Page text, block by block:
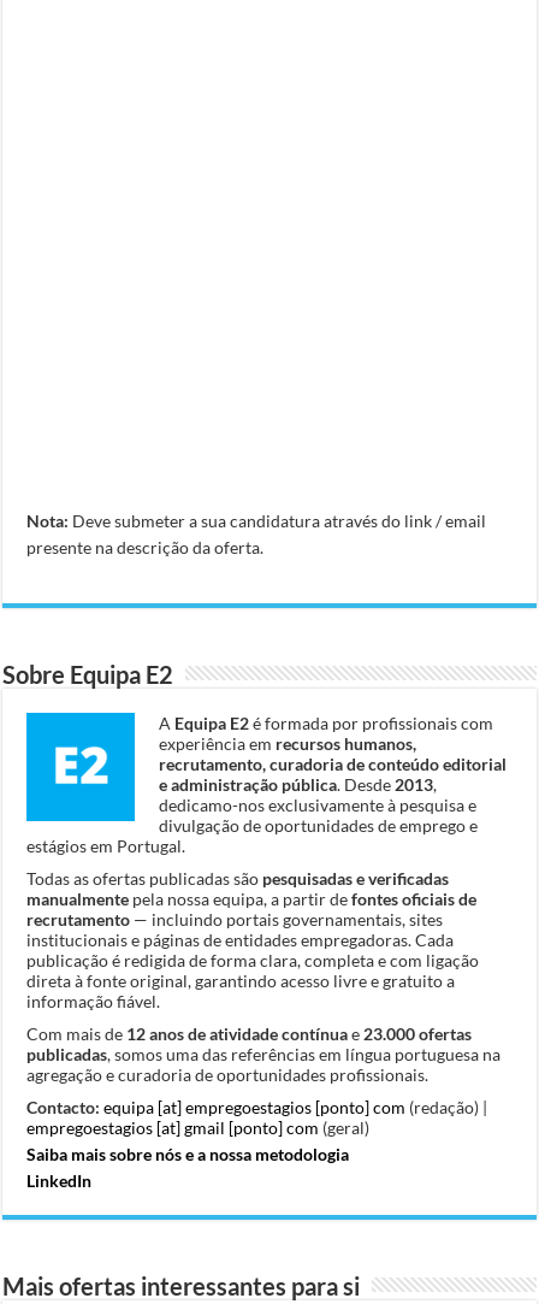
Nota: Deve submeter a sua candidatura através do link / email
presente na descrição da oferta.
Sobre Equipa E2
A Equipa E2é formada por profissionais com
experiência em recursos humanos,
recrutamento, curadoria de conteúdo editorial
e administração pública. Desde 2013,
dedicamo-nos exclusivamente à pesquisa e
divulgação de oportunidades de emprego e
estágios em Portugal.
Todas as ofertas publicadas são pesquisadas e verificadas
manualmente pela nossa equipa, a partir defontes oficiais de
recrutamento — incluindo portais governamentais, sites
institucionais e páginas de entidades empregadoras. Cada
publicação é redigida de forma clara, completa e com ligação
direta à fonte original, garantindo acesso livre e gratuito a
informação fiável.
Com mais de 12 anos de atividade contínuae 23.000 ofertas
publicadas, somos uma das referências em língua portuguesa na
agregação e curadoria de oportunidades profissionais.
Contacto: equipa [at] empregoestagios [ponto] com (redação) |
empregoestagios [at] gmail [ponto] com (geral)
Saiba mais sobre nós e a nossa metodologia
LinkedIn
Mais ofertas interessantes para si